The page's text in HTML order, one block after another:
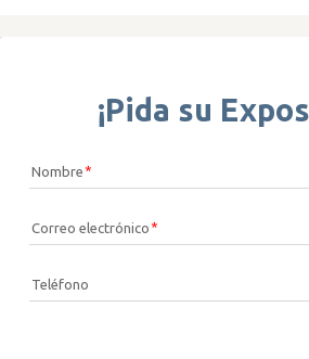
¡Pida su
Nombre
Correo electrónico
Teléfono